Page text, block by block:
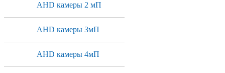
AHD камеры 2 мП
AHD камеры 3мП
AHD камеры 4мП